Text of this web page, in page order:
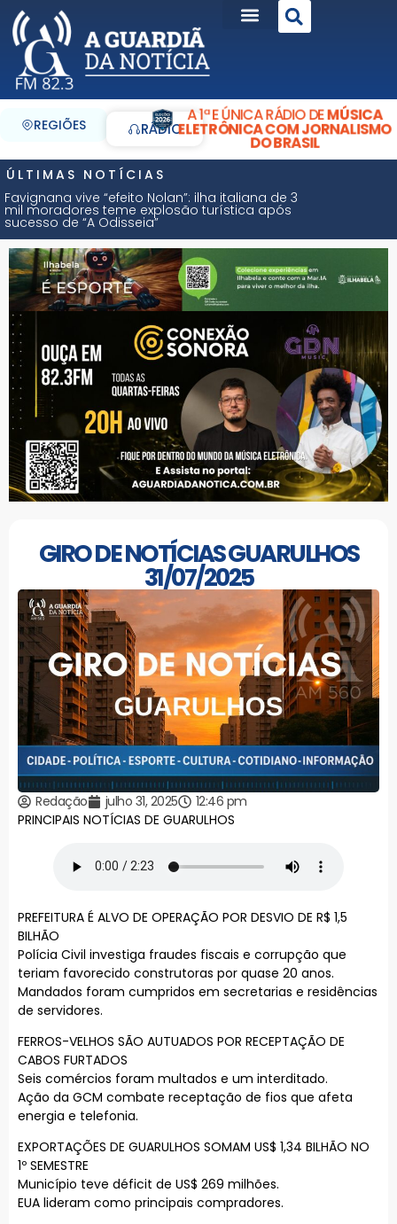
REGIÕES RÁDIO
A 1ª E ÚNICA RÁDIO DEMÚSICA
ELETRÔNICA COM JORNALISMO
DO BRASIL
ÚLTIMAS NOTÍCIAS
Favignana vive “efeito Nolan”: ilha italiana de 3
mil moradores teme explosão turística após
sucesso de “A Odisseia”
GIRO DE NOTÍCIAS GUARULHOS
31/07/2025
Redação julho 31, 2025
12:46 pm
PRINCIPAIS NOTÍCIAS DE GUARULHOS
PREFEITURA É ALVO DE OPERAÇÃO POR DESVIO DE R$ 1,5
BILHÃO
Polícia Civil investiga fraudes fiscais e corrupção que
teriam favorecido construtoras por quase 20 anos.
Mandados foram cumpridos em secretarias e residências
de servidores.
FERROS-VELHOS SÃO AUTUADOS POR RECEPTAÇÃO DE
CABOS FURTADOS
Seis comércios foram multados e um interditado.
Ação da GCM combate receptação de fios que afeta
energia e telefonia.
EXPORTAÇÕES DE GUARULHOS SOMAM US$ 1,34 BILHÃO NO
1º SEMESTRE
Município teve déficit de US$ 269 milhões.
EUA lideram como principais compradores.